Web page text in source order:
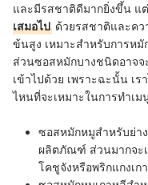
และมีรสชาติดีมากยิ่งขึ้น แต่
เสมอไป ด้วยรสชาติและค
ข้นสูง เหมาะสำหรับการห
ส่วนซอสหมักบางชนิดอาจจ
เข้าไปด้วย เพราะฉะนั้น เ
ไหนที่จะเหมาะในการทำเ
ซอสหมักหมูสำหรับย่าง
ผลิตภัณฑ์ ส่วนมากจะ
โคชูจังหรือพริกแกงเก